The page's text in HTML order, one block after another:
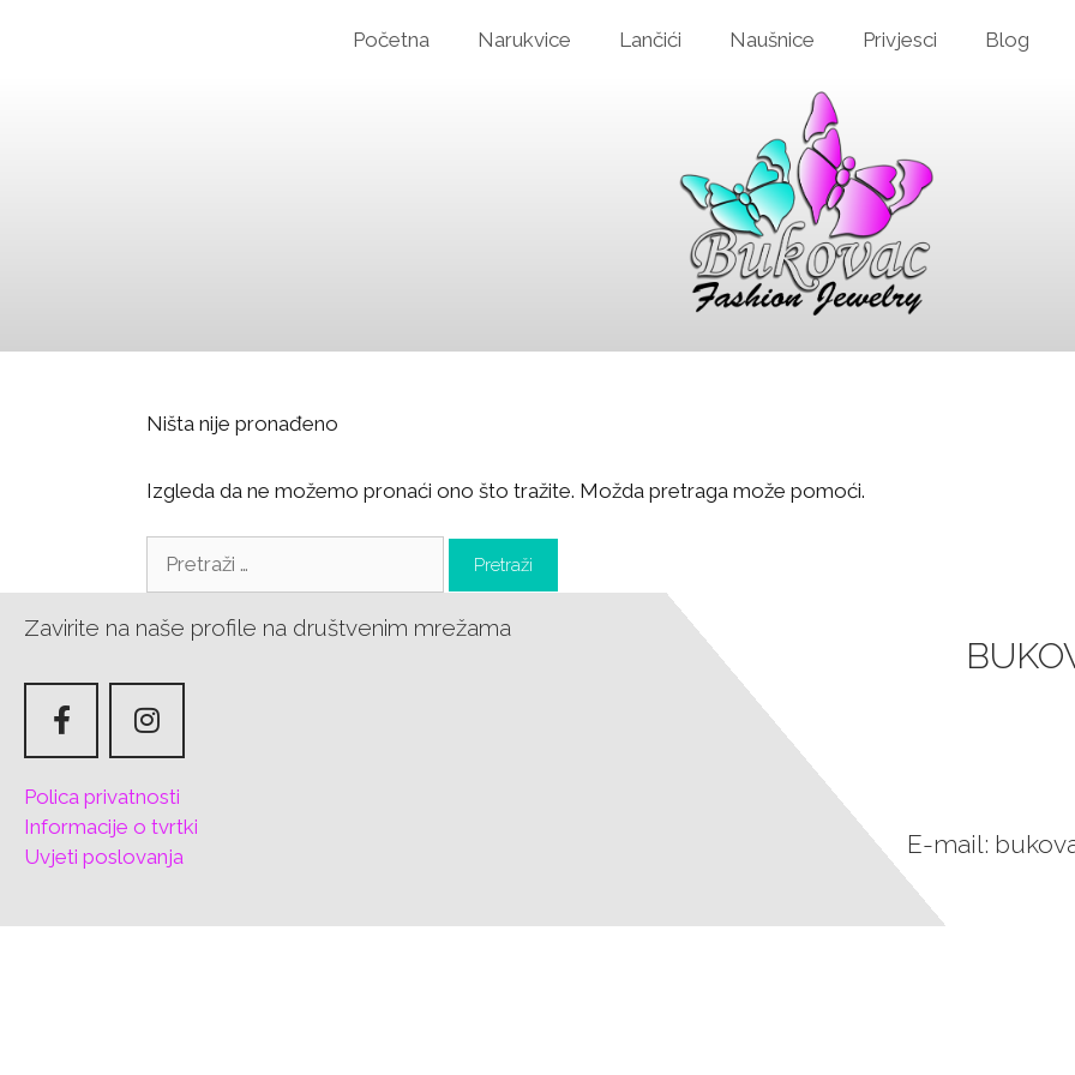
Početna Narukvice Lančići Naušnice Privjesci Blog
Ništa nije pronađeno
Izgleda da ne možemo pronaći ono što tražite. Možda pretraga može pomoći.
Zavirite na naše profile na društvenim mrežama
Polica privatnosti
Informacije o tvrtki
Uvjeti poslovanja
E-mail: